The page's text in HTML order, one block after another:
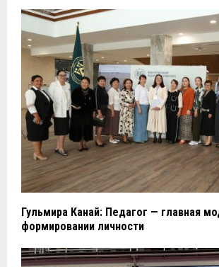
Гульмира Канай: Педагог — главная
формировании личности